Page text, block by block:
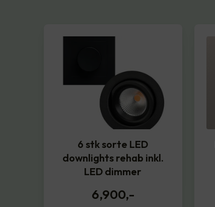
6 stk sorte LED
downlights rehab inkl.
LED dimmer
6,900,-